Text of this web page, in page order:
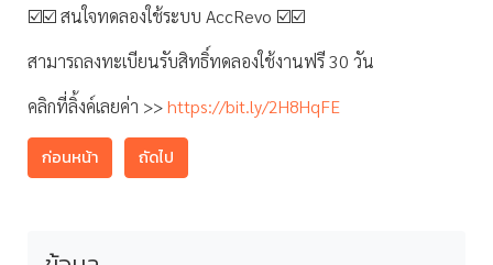
☑️☑️ สนใจทดลองใช้ระบบ AccRevo ☑️☑️
สามารถลงทะเบียนรับสิทธิ์ทดลองใช้งานฟรี 30 วัน
คลิกที่ลิ้งค์เลยค่า >>https://bit.ly/2H8HqFE
ก่อนหน้า ถัดไป